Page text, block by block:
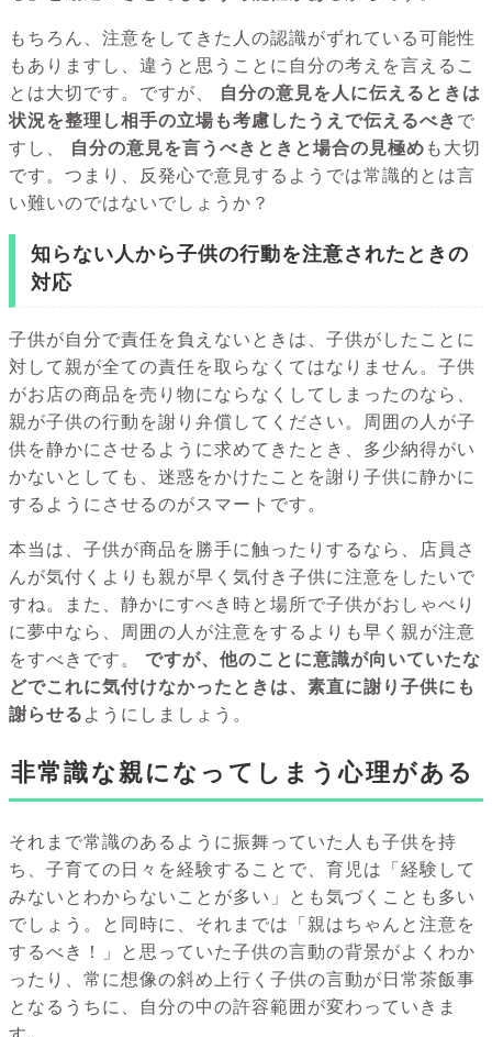
もちろん、注意をしてきた人の認識がずれている可能性
もありますし、違うと思うことに自分の考えを言えるこ
とは大切です。ですが、
自分の意見を人に伝えるときは
状況を整理し相手の立場も考慮したうえで伝えるべき で
すし、
自分の意見を言うべきときと場合の見極め も大切
です。つまり、反発心で意見するようでは常識的とは言
い難いのではないでしょうか？
知らない人から子供の行動を注意されたときの
対応
子供が自分で責任を負えないときは、子供がしたことに
対して親が全ての責任を取らなくてはなりません。子供
がお店の商品を売り物にならなくしてしまったのなら、
親が子供の行動を謝り弁償してください。周囲の人が子
供を静かにさせるように求めてきたとき、多少納得がい
かないとしても、迷惑をかけたことを謝り子供に静かに
するようにさせるのがスマートです。
本当は、子供が商品を勝手に触ったりするなら、店員さ
んが気付くよりも親が早く気付き子供に注意をしたいで
すね。また、静かにすべき時と場所で子供がおしゃべり
に夢中なら、周囲の人が注意をするよりも早く親が注意
をすべきです。
ですが、他のことに意識が向いていたな
どでこれに気付けなかったときは、素直に謝り子供にも
謝らせる ようにしましょう。
非常識な親になってしまう心理がある
それまで常識のあるように振舞っていた人も子供を持
ち、子育ての日々を経験することで、育児は「経験して
みないとわからないことが多い」とも気づくことも多い
でしょう。と同時に、それまでは「親はちゃんと注意を
するべき！」と思っていた子供の言動の背景がよくわか
ったり、常に想像の斜め上行く子供の言動が日常茶飯事
となるうちに、自分の中の許容範囲が変わっていきま